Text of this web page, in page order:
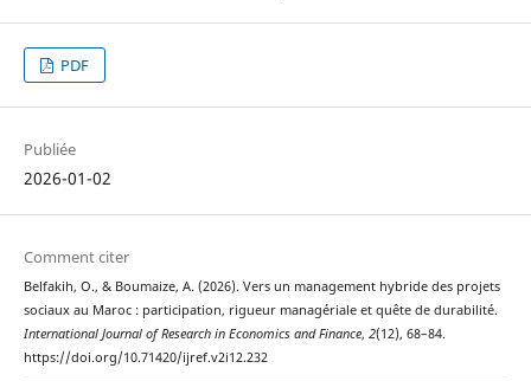
PDF
Publiée
2026-01-02
Comment citer
Belfakih, O., & Boumaize, A. (2026). Vers un management hybride des projets
sociaux au Maroc : participation, rigueur managériale et quête de durabilité.
International Journal of Research in Economics and Finance, 2(12), 68–84.
https://doi.org/10.71420/ijref.v2i12.232